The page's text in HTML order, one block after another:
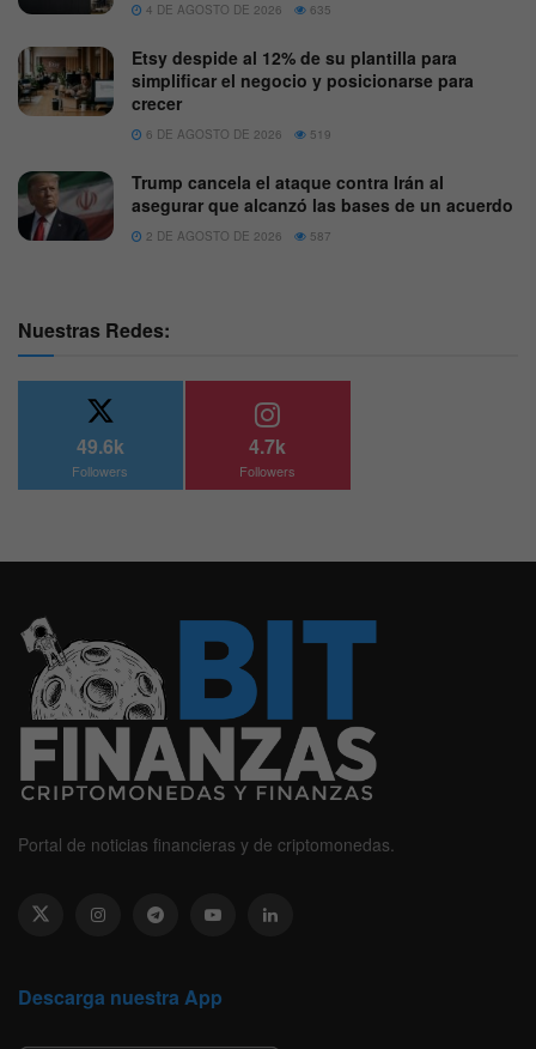
4 DE AGOSTO DE 2026 635
Etsy despide al 12% de su plantilla para
simplificar el negocio y posicionarse para
crecer
6 DE AGOSTO DE 2026 519
Trump cancela el ataque contra Irán al
asegurar que alcanzó las bases de un acuerdo
2 DE AGOSTO DE 2026 587
Nuestras Redes:
49.6k
Followers
4.7k
Followers
Portal de noticias financieras y de criptomonedas.
Descarga nuestra App